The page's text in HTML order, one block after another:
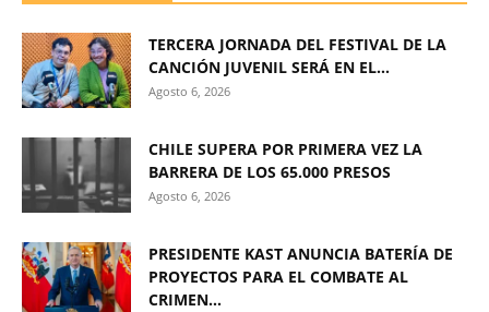
TERCERA JORNADA DEL FESTIVAL DE LA
CANCIÓN JUVENIL SERÁ EN EL...
Agosto 6, 2026
CHILE SUPERA POR PRIMERA VEZ LA
BARRERA DE LOS 65.000 PRESOS
Agosto 6, 2026
PRESIDENTE KAST ANUNCIA BATERÍA DE
PROYECTOS PARA EL COMBATE AL
CRIMEN...